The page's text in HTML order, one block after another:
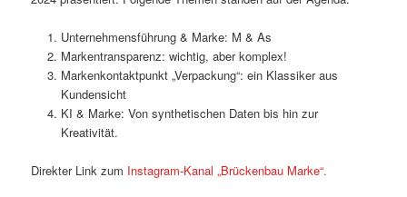
Unternehmensführung & Marke: M & As
Markentransparenz: wichtig, aber komplex!
Markenkontaktpunkt „Verpackung“: ein Klassiker aus
Kundensicht
KI & Marke: Von synthetischen Daten bis hin zur
Kreativität.
Direkter Link zum Instagram-Kanal „Brückenbau Marke“.